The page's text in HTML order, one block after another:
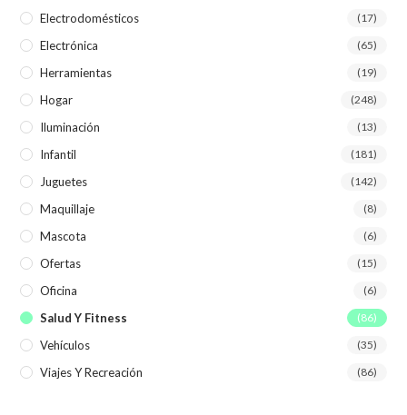
Electrodomésticos (17)
Electrónica (65)
Herramientas (19)
Hogar (248)
Iluminación (13)
Infantil (181)
Juguetes (142)
Maquillaje (8)
Mascota (6)
Ofertas (15)
Oficina (6)
Salud Y Fitness (86)
Vehículos (35)
Viajes Y Recreación (86)